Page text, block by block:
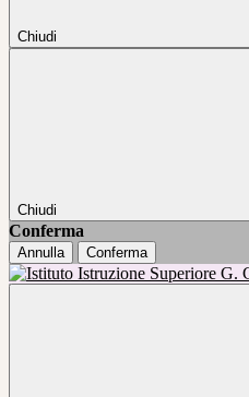
Chiudi
Chiudi
Conferma
Annulla Conferma